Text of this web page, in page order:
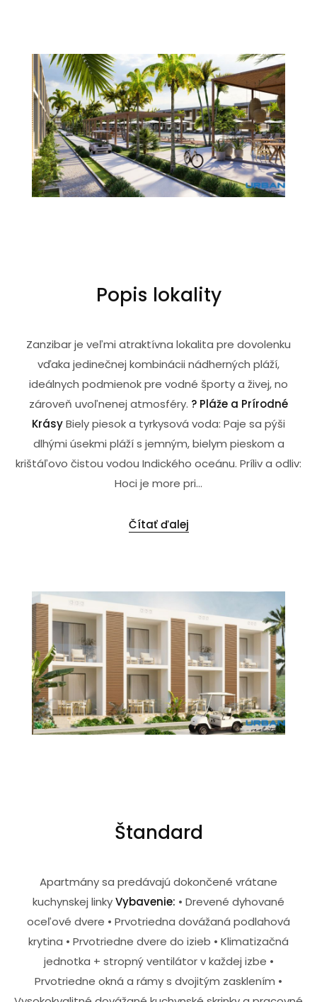
Popis lokality
Zanzibar je veľmi atraktívna lokalita pre dovolenku
vďaka jedinečnej kombinácii nádherných pláží,
ideálnych podmienok pre vodné športy a živej, no
zároveň uvoľnenej atmosféry. ?️ Pláže a Prírodné
KrásyBiely piesok a tyrkysová voda: Paje sa pýši
dlhými úsekmi pláží s jemným, bielym pieskom a
krištáľovo čistou vodou Indického oceánu. Príliv a odliv:
Hoci je more pri...
Čítať ďalej
Štandard
Apartmány sa predávajú dokončené vrátane
kuchynskej linkyVybavenie: • Drevené dyhované
oceľové dvere • Prvotriedna dovážaná podlahová
krytina • Prvotriedne dvere do izieb • Klimatizačná
jednotka + stropný ventilátor v každej izbe •
Prvotriedne okná a rámy s dvojitým zasklením •